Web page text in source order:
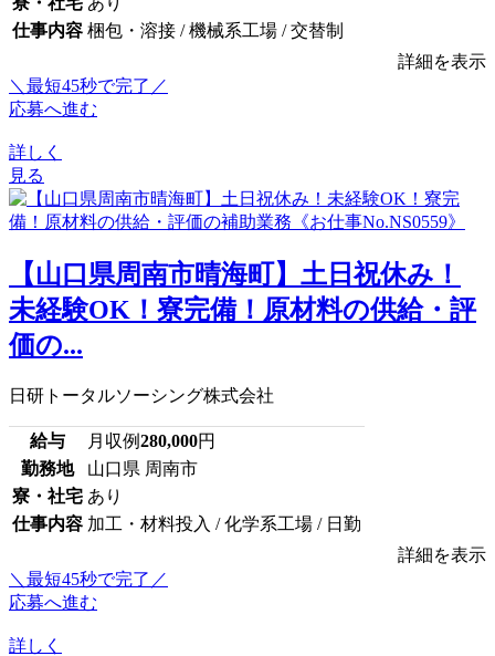
仕事内容 梱包・溶接 / 機械系工場 / 交替制
詳細を表示
＼最短45秒で完了／
応募へ進む
詳しく
見る
【山口県周南市晴海町】土日祝休み！
未経験OK！寮完備！原材料の供給・評
価の...
日研トータルソーシング株式会社
給与 月収例280,000円
勤務地
山口県 周南市
寮・社宅 あり
仕事内容 加工・材料投入 / 化学系工場 / 日勤
詳細を表示
＼最短45秒で完了／
応募へ進む
詳しく